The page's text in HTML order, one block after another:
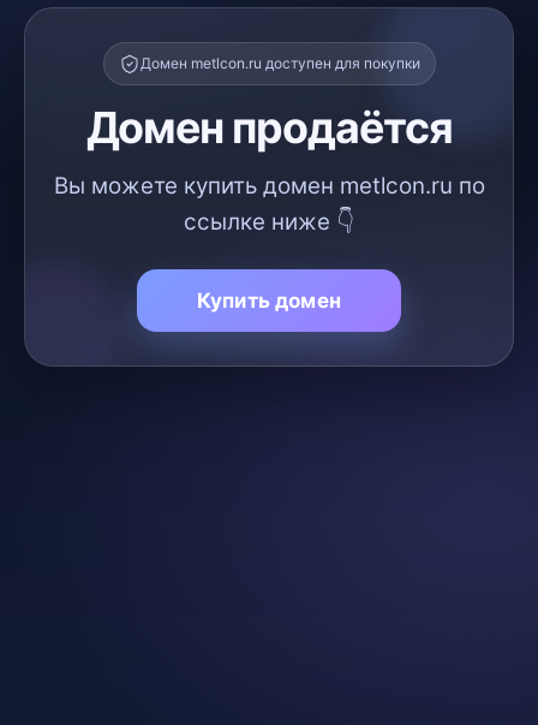
Домен metlcon.ru доступен для покупки
Домен продаётся
Вы можете купить домен metlcon.ru по
ссылке ниже 👇
Купить домен